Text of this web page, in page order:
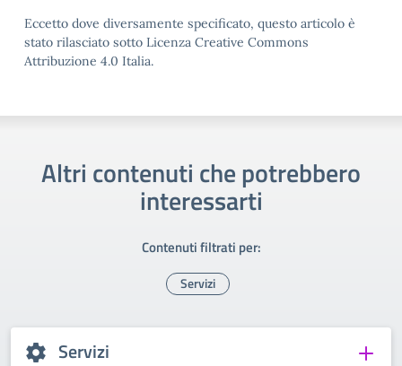
Eccetto dove diversamente specificato, questo articolo è
stato rilasciato sotto Licenza Creative Commons
Attribuzione 4.0 Italia.
Altri contenuti che potrebbero
interessarti
Contenuti filtrati per:
Servizi
Servizi